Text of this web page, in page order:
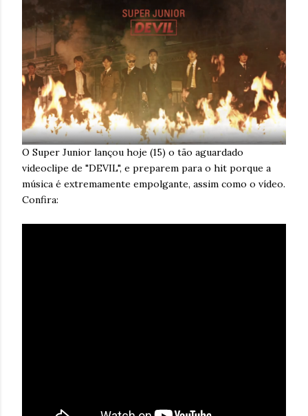
O Super Junior lançou hoje (15) o tão aguardado
videoclipe de "DEVIL", e preparem para o hit porque a
música é extremamente empolgante, assim como o vídeo.
Confira: